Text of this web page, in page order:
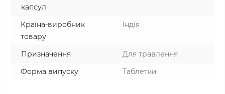
капсул
Країна-виробник
товару
Індія
Призначення
Для травлення
Форма випуску
Таблетки